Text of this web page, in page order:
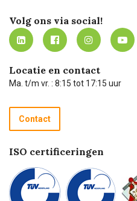
Werken bij Carel Lurvink
MVO
Mijn Carel Lurvink
Mijn Carel Lurvink instructievideo's
Carel Lurvink App
Hulp op afstand
Technische dienst
Recycle programma
Betalen
Innovation LAB
Tevreden klanten
Carel Lurvink Blog
Carel de podcast
Volg ons via social!
Locatie en contact
Ma. t/m vr. : 8:15 tot 17:15 uur
Contact
ISO certificeringen